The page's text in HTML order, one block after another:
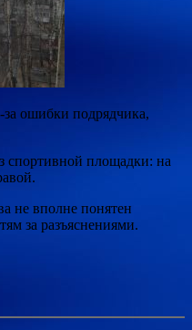
за ошибки подрядчика,
спортивной площадки: на
не вполне понятен
за разъяснениями.